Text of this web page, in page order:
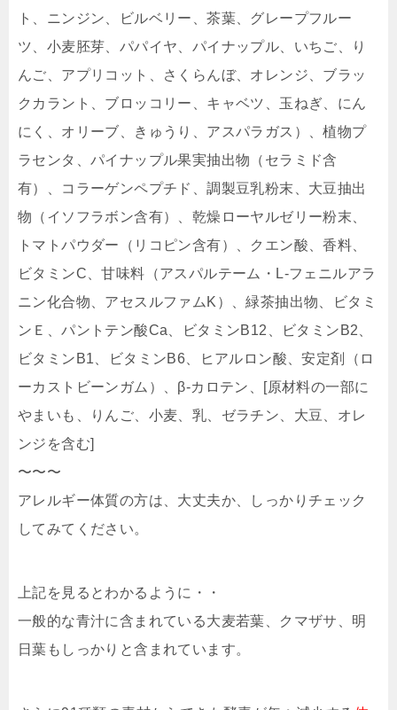
ト、ニンジン、ビルベリー、茶葉、グレープフルー
ツ、小麦胚芽、パパイヤ、パイナップル、いちご、り
んご、アプリコット、さくらんぼ、オレンジ、ブラッ
クカラント、ブロッコリー、キャベツ、玉ねぎ、にん
にく、オリーブ、きゅうり、アスパラガス）、植物プ
ラセンタ、パイナップル果実抽出物（セラミド含
有）、コラーゲンペプチド、調製豆乳粉末、大豆抽出
物（イソフラボン含有）、乾燥ローヤルゼリー粉末、
トマトパウダー（リコピン含有）、クエン酸、香料、
ビタミンC、甘味料（アスパルテーム・L-フェニルアラ
ニン化合物、アセスルファムK）、緑茶抽出物、ビタミ
ンＥ、パントテン酸Ca、ビタミンB12、ビタミンB2、
ビタミンB1、ビタミンB6、ヒアルロン酸、安定剤（ロ
ーカストビーンガム）、β-カロテン、[原材料の一部に
やまいも、りんご、小麦、乳、ゼラチン、大豆、オレ
ンジを含む]
〜〜〜
アレルギー体質の方は、大丈夫か、しっかりチェック
してみてください。
上記を見るとわかるように・・
一般的な青汁に含まれている大麦若葉、クマザサ、明
日葉もしっかりと含まれています。